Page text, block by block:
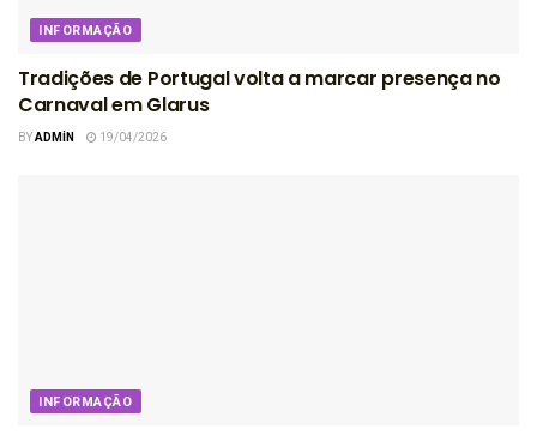
INFORMAÇÃO
Tradições de Portugal volta a marcar presença no
Carnaval em Glarus
BYADMIN 19/04/2026
INFORMAÇÃO